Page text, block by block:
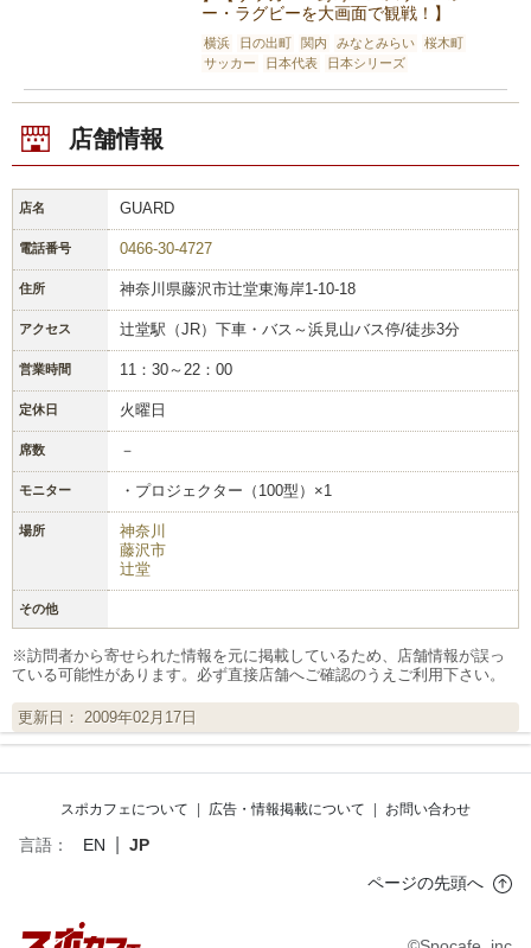
ー・ラグビーを大画面で観戦！】
横浜 日の出町 関内 みなとみらい
桜木町
サッカー
日本代表 日本シリーズ
店舗情報
店名 GUARD
電話番号 0466-30-4727
住所 神奈川県藤沢市辻堂東海岸1-10-18
アクセス 辻堂駅（JR）下車・バス～浜見山バス停/徒歩3分
営業時間 11：30～22：00
定休日 火曜日
席数 －
モニター ・プロジェクター（100型）×1
場所
神奈川
藤沢市
辻堂
その他
※訪問者から寄せられた情報を元に掲載しているため、店舗情報が誤っ
ている可能性があります。必ず直接店舗へご確認のうえご利用下さい。
更新日： 2009年02月17日
スポカフェについて | 広告・情報掲載について | お問い合わせ
言語： EN
JP
ページの先頭へ